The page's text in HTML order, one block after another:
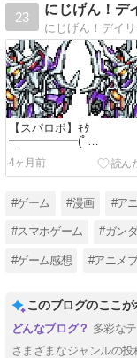
23
にじげん！デ
【スパロボ】ｷﾀ
━━━━━━(ﾟ
∀ﾟ)━━━━━━ !!!!!
4ヶ月前
#ゲーム #漫画 #ア
#スマホゲーム #ガン
#ゲーム感想 #アニメ
このブログのここが
多彩な
さまざまなジャンルの